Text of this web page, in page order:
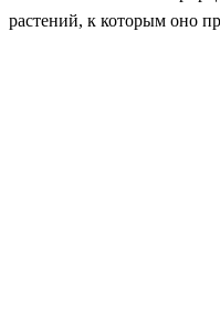
растений, к которым оно